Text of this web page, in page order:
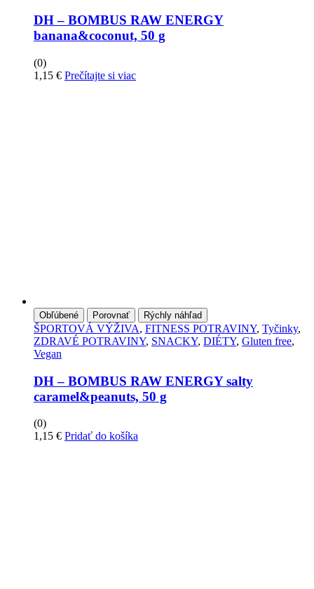
DH – BOMBUS RAW ENERGY
banana&coconut, 50 g
(0)
1,15 € Prečítajte si viac
Obľúbené Porovnať Rýchly náhľad
ŠPORTOVÁ VÝŽIVA, FITNESS POTRAVINY, Tyčinky,
ZDRAVÉ POTRAVINY, SNACKY, DIÉTY, Gluten free,
Vegan
DH – BOMBUS RAW ENERGY salty
caramel&peanuts, 50 g
(0)
1,15 € Pridať do košíka